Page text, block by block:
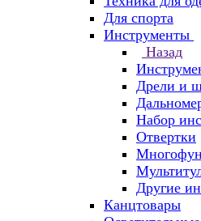
Для спорта
Инструменты
Назад
Дрели и
Набор
Отвертки
Другие
Канцтовары